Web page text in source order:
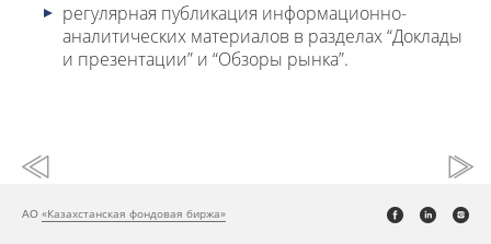
регулярная публикация информационно-
аналитических материалов в разделах “Доклады
и презентации” и “Обзоры рынка”.
АО «Казахстанская фондовая биржа»